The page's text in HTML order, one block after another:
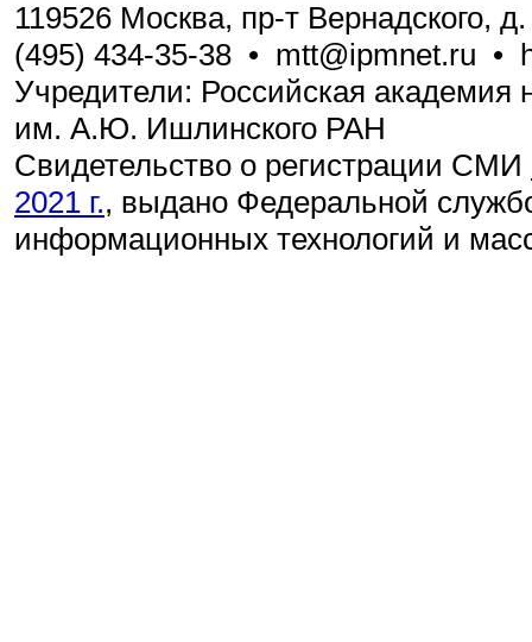
119526 Москва, пр-т Вернадского,
(495) 434-35-38 • mtt@ipmnet.ru •
Учредители: Российская академия
им. А.Ю. Ишлинского РАН
Свидетельство о регистрации СМИ
2021 г., выдано Федеральной
информационных технологий и